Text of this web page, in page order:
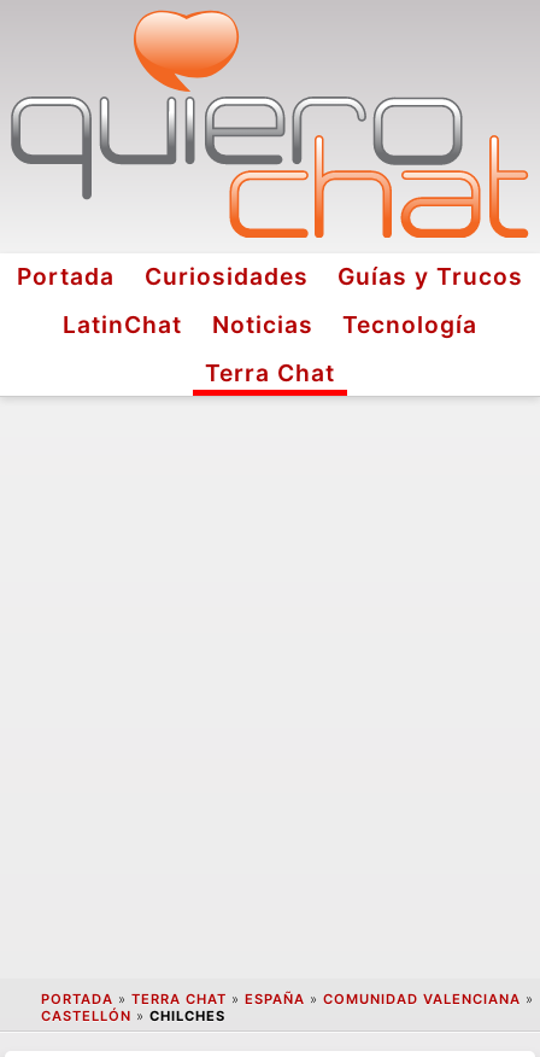
Portada Curiosidades
Guías y Trucos
LatinChat
Noticias
Tecnología
Terra Chat
PORTADA » TERRA CHAT » ESPAÑA » COMUNIDAD VALENCIANA »
CASTELLÓN » CHILCHES